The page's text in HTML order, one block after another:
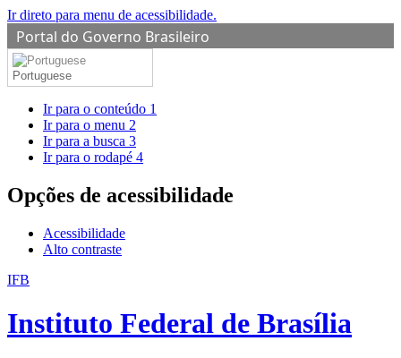
Ir direto para menu de acessibilidade.
Portal do Governo Brasileiro
Portuguese
Ir para o conteúdo 1
Ir para o menu 2
Ir para a busca 3
Ir para o rodapé 4
Opções de acessibilidade
Acessibilidade
Alto contraste
IFB
Instituto Federal de Brasília